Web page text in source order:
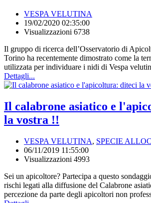
VESPA VELUTINA
19/02/2020 02:35:00
Visualizzazioni 6738
Il gruppo di ricerca dell’Osservatorio di
Torino ha recentemente dimostrato come la
utilizzata per individuare i nidi di Vespa
Dettagli...
Il calabrone asiatico e
la vostra !!
VESPA VELUTINA, SPECIE
06/11/2019 11:55:00
Visualizzazioni 4993
Sei un apicoltore? Partecipa a questo
rischi legati alla diffusione del Calabrone
percezione da parte degli apicoltori non